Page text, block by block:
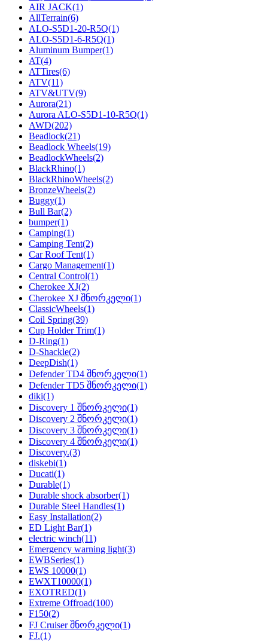
AIR JACK(1)
AllTerrain(6)
ALO-S5D1-20-R5Q(1)
ALO-S5D1-6-R5Q(1)
Aluminum Bumper(1)
AT(4)
ATTires(6)
ATV(11)
ATV&UTV(9)
Aurora(21)
Aurora ALO-S5D1-10-R5Q(1)
AWD(202)
Beadlock(21)
Beadlock Wheels(19)
BeadlockWheels(2)
BlackRhino(1)
BlackRhinoWheels(2)
BronzeWheels(2)
Buggy(1)
Bull Bar(2)
bumper(1)
Camping(1)
Camping Tent(2)
Car Roof Tent(1)
Cargo Management(1)
Central Control(1)
Cherokee XJ(2)
Cherokee XJ შნორკელი(1)
ClassicWheels(1)
Coil Spring(39)
Cup Holder Trim(1)
D-Ring(1)
D-Shackle(2)
DeepDish(1)
Defender TD4 შნორკელი(1)
Defender TD5 შნორკელი(1)
diki(1)
Discovery 1 შნორკელი(1)
Discovery 2 შნორკელი(1)
Discovery 3 შნორკელი(1)
Discovery 4 შნორკელი(1)
Discovery.(3)
diskebi(1)
Ducati(1)
Durable(1)
Durable shock absorber(1)
Durable Steel Handles(1)
Easy Installation(2)
ED Light Bar(1)
electric winch(11)
Emergency warning light(3)
EWBSeries(1)
EWS 10000(1)
EWXT10000(1)
EXOTRED(1)
Extreme Offroad(100)
F150(2)
FJ Cruiser შნორკელი(1)
FJ.(1)